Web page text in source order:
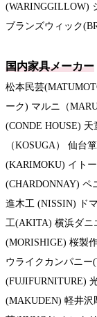
(WARINGGILLOW)
ブランズウィック
国内家具メーカー
松本民芸
ーク) マルニ（
(CONDE HOUSE)
（KOSUGA） 仙台
(KARIMOKU) イト
(CHARDONNAY) ペ
進木工 (NISSIN) ド
工(AKITA) 横浜ダ
(MORISHIGE) 桜製
ウライクカンパニー
(FUJIFURNITURE)
(MAKUDEN) 軽井沢